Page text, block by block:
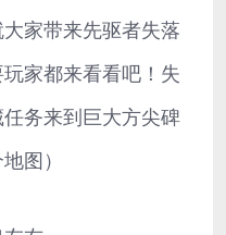
家带来先驱者失落
家都来看看吧！失
务来到巨大方尖碑
图）